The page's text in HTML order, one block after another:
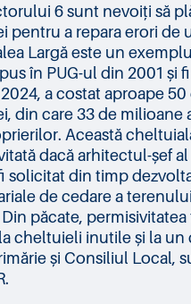
6 sunt nevoiți să
pentru a repara erori de
Largă este un exemplu
în PUG-ul din 2001 și
a costat aproape 50
din care 33 de milioane
Această
dacă arhitectul-șef al
solicitat din timp
de cedare a
păcate, permisivitatea
cheltuieli inutile și la
și Consiliul Local,